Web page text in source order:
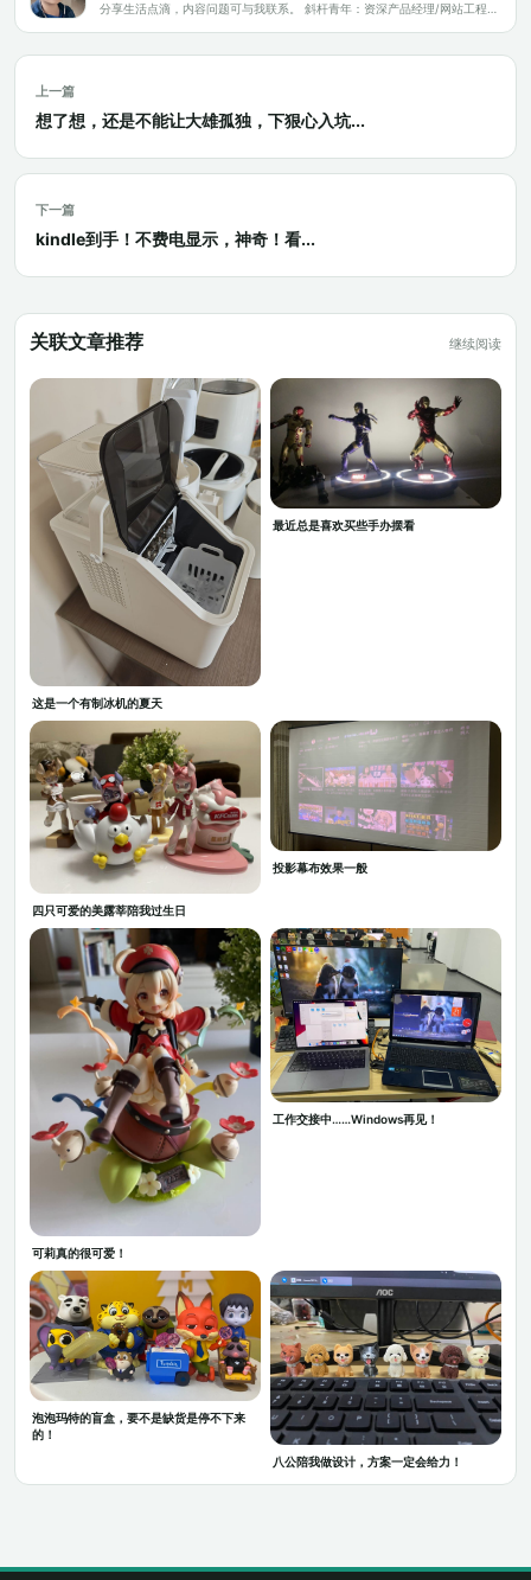
上一篇
想了想，还是不能让大雄孤独，下狠心入坑...
下一篇
kindle到手！不费电显示，神奇！看...
关联文章推荐 继续阅读
这是一个有制冰机的夏天
最近总是喜欢买些手办摆看
四只可爱的美露莘陪我过生日
投影幕布效果一般
可莉真的很可爱！
工作交接中……Windows再见！
泡泡玛特的盲盒，要不是缺货是停不下来
的！
八公陪我做设计，方案一定会给力！